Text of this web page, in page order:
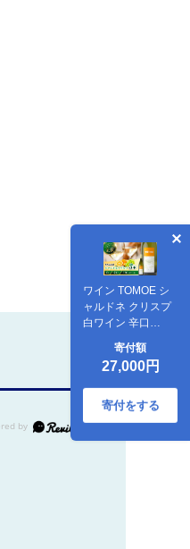
ワイン TOMOE シ
ャルドネ クリスプ
白ワイン 辛口
ギフト 広島 人気 お
うち ディナー ラン
チ お酒 パーティー
わいん 三次市 / 広
島三次ワイナリー
寄付額
27,000円
寄付をする